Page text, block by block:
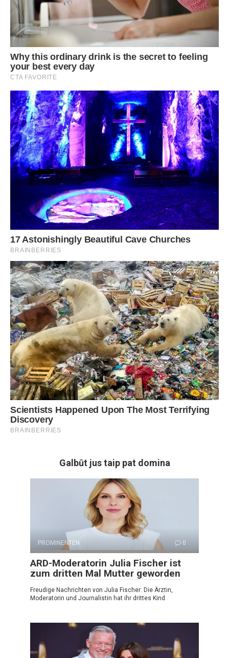
Galbūt jus taip pat domina
PROMINENTEN 0
ARD-Moderatorin Julia Fischer ist
zum dritten Mal Mutter geworden
Freudige Nachrichten von Julia Fischer: Die Ärztin,
Moderatorin und Journalistin hat ihr drittes Kind